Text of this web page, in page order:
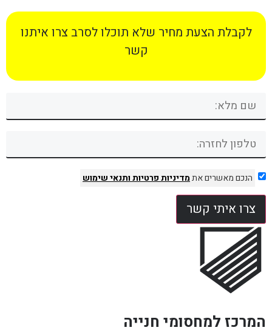
לקבלת הצעת מחיר שלא תוכלו לסרב צרו איתנו
קשר
הנכם מאשרים אתמדיניות פרטיותותנאי שימוש
צרו איתי קשר
המרכז למחסומי חנייה